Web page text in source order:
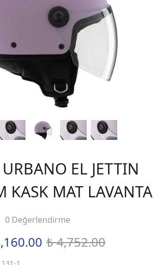
EL JETTIN
KASK MAT LAVANTA
0 Değerlendirme
₺ 4,752.00